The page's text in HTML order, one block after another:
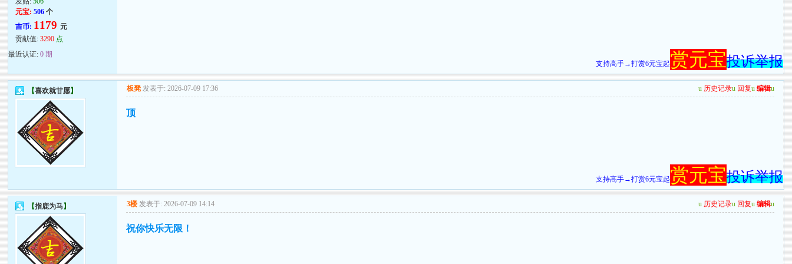
元宝: 506个
吉币: 1179元
贡献值:3290 点
最近认证:0 期
支持高手→打赏6元宝起赏元宝投诉举报
【喜欢就甘愿】 板凳 发表于: 2026-07-09 17:36 u 历史记录u 回复u 编辑u
顶
支持高手→打赏6元宝起赏元宝投诉举报
【指鹿为马 】 3楼 发表于: 2026-07-09 14:14 u 历史记录u 回复u 编辑u
祝你快乐无限！